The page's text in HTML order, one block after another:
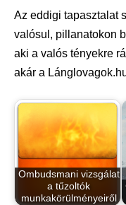
Az eddigi tapasztalat
valósul, pillanatokon
aki a valós tényekre
akár a
Ombudsmani vizsgálat
a tűzoltók
munkakörülményeiről